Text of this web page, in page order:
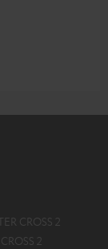
CROSS 2
2